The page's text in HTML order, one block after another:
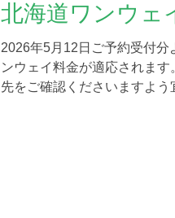
北海道ワンウェ
2026年5月12日ご予約受付分
ンウェイ料金が適応されま
先をご確認くださいますよ